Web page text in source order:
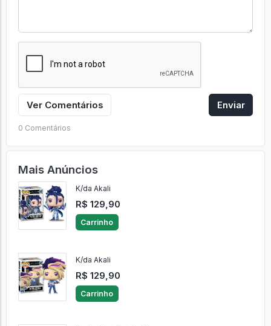
Ver Comentários Enviar
0 Comentários
Mais Anúncios
K/da Akali
R$ 129,90
Carrinho
K/da Akali
R$ 129,90
Carrinho